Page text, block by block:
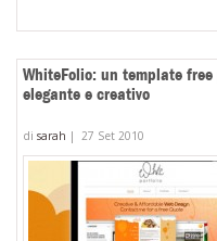
WhiteFolio: un template
elegante e creativo
di sarah | 27 Set 2010